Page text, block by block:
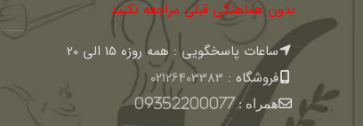
بدون هماهنگی قبلی مراجعه نکنید
ساعات پاسخگویی : همه روزه 15 الی 20
فروشگاه : 02126403383
همراه :09352200077